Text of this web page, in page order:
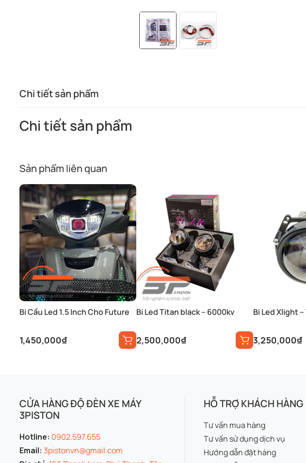
Chi tiết sản phẩm
Chi tiết sản phẩm
Sản phẩm liên quan
Bi Cầu Led 1.5 Inch Cho Future
1,450,000₫
Bi Led Titan black – 6000kv
2,500,000₫
Bi Led Xlight –
3,250,000₫
CỬA HÀNG ĐỘ ĐÈN XE MÁY
3PISTON
Hotline: 0902.597.655
Email: 3pistonvn@gmail.com
HỖ TRỢ KHÁCH HÀNG
Tư vấn mua hàng
Tư vấn sử dụng dịch vụ
Hướng dẫn đặt hàng